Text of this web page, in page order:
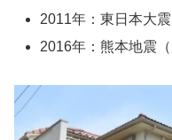
2011年：東日本大
2016年：熊本地震